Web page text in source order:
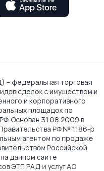
– федеральная торговая
сделок с имуществом и
и корпоративного
площадок по
Основан 31.08.2009 в
РФ № 1186-р
агентом по продаже
Российской
данном сайте
ЭТП РАД и услуг АО